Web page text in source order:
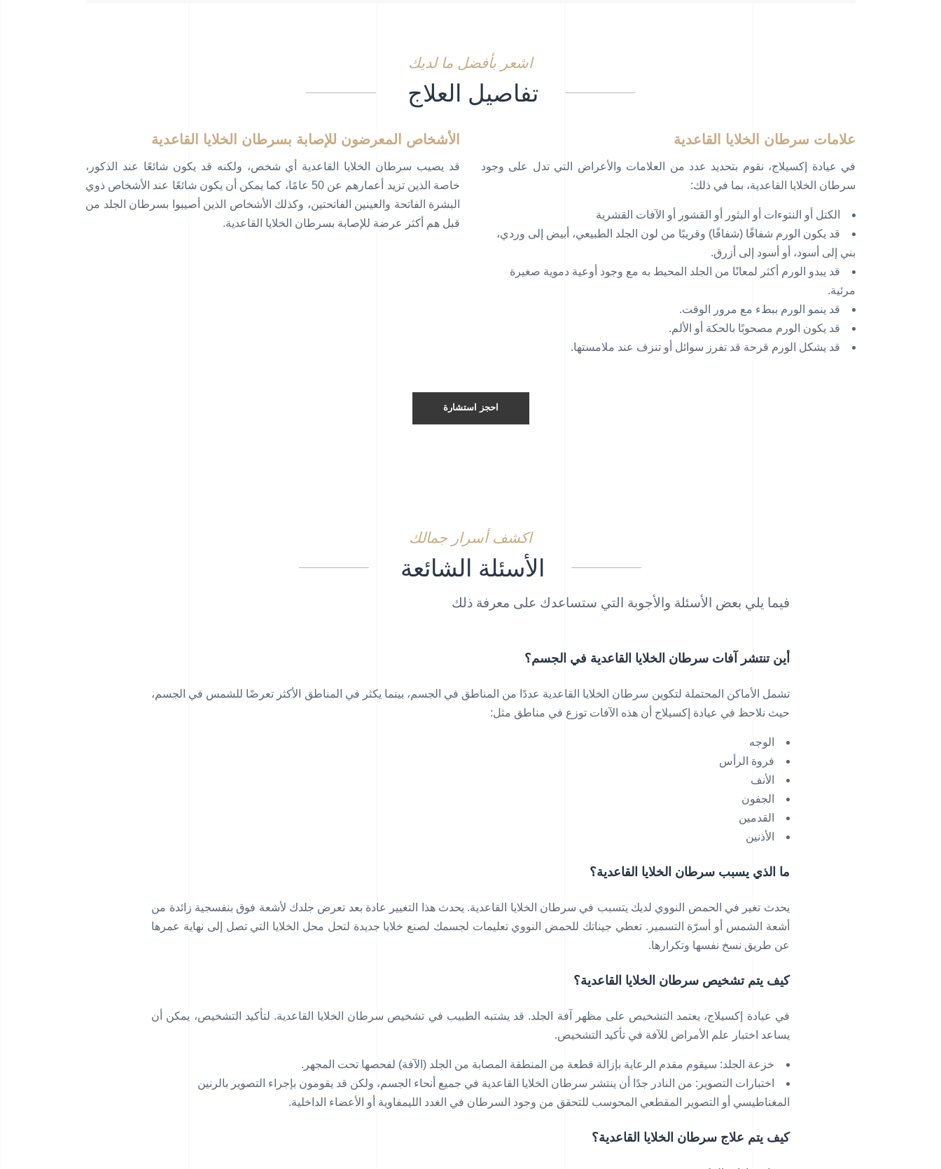
اشعر بأفضل ما لديك
تفاصيل العلاج
علامات سرطان الخلايا القاعدية الأشخاص المعرضون للإصابة بسرطان الخلايا القاعدية
في عيادة إكسيلاج، نقوم بتحديد عدد من العلامات والأعراض التي تدل على وجود
سرطان الخلايا القاعدية، بما في ذلك:
الكتل أو النتوءات أو البثور أو القشور أو الآفات القشرية
قد يكون الورم شفافًا (شفافًا) وقريبًا من لون الجلد الطبيعي، أبيض إلى وردي،
بني إلى أسود، أو أسود إلى أزرق.
قد يبدو الورم أكثر لمعانًا من الجلد المحيط به مع وجود أوعية دموية صغيرة
مرئية.
قد ينمو الورم ببطء مع مرور الوقت.
قد يكون الورم مصحوبًا بالحكة أو الألم.
قد يشكل الورم قرحة قد تفرز سوائل أو تنزف عند ملامستها.
قد يصيب سرطان الخلايا القاعدية أي شخص، ولكنه قد يكون شائعًا عند الذكور،
خاصة الذين تزيد أعمارهم عن 50 عامًا، كما يمكن أن يكون شائعًا عند الأشخاص ذوي
البشرة الفاتحة والعينين الفاتحتين، وكذلك الأشخاص الذين أصيبوا بسرطان الجلد من
قبل هم أكثر عرضة للإصابة بسرطان الخلايا القاعدية.
احجز استشارة
اكشف أسرار جمالك
الأسئلة الشائعة
فيما يلي بعض الأسئلة والأجوبة التي ستساعدك على معرفة ذلك
أين تنتشر آفات سرطان الخلايا القاعدية في الجسم؟
تشمل الأماكن المحتملة لتكوين سرطان الخلايا القاعدية عددًا من المناطق في الجسم، بينما يكثر في المناطق الأكثر تعرضًا للشمس في الجسم،
حيث نلاحظ في عيادة إكسيلاج أن هذه الآفات توزع في مناطق مثل:
الوجه
فروة الرأس
الأنف
الجفون
القدمين
الأذنين
ما الذي يسبب سرطان الخلايا القاعدية؟
يحدث تغير في الحمض النووي لديك يتسبب في سرطان الخلايا القاعدية. يحدث هذا التغيير عادة بعد تعرض جلدك لأشعة فوق بنفسجية زائدة من
أشعة الشمس أو أسرّة التسمير. تعطي جيناتك للحمض النووي تعليمات لجسمك لصنع خلايا جديدة لتحل محل الخلايا التي تصل إلى نهاية عمرها
عن طريق نسخ نفسها وتكرارها.
كيف يتم تشخيص سرطان الخلايا القاعدية؟
في عيادة إكسيلاج، يعتمد التشخيص على مظهر آفة الجلد. قد يشتبه الطبيب في تشخيص سرطان الخلايا القاعدية. لتأكيد التشخيص، يمكن أن
يساعد اختبار علم الأمراض للآفة في تأكيد التشخيص.
خزعة الجلد: سيقوم مقدم الرعاية بإزالة قطعة من المنطقة المصابة من الجلد (الآفة) لفحصها تحت المجهر.
اختبارات التصوير: من النادر جدًا أن ينتشر سرطان الخلايا القاعدية في جميع أنحاء الجسم، ولكن قد يقومون بإجراء التصوير بالرنين
المغناطيسي أو التصوير المقطعي المحوسب للتحقق من وجود السرطان في الغدد الليمفاوية أو الأعضاء الداخلية.
كيف يتم علاج سرطان الخلايا القاعدية؟